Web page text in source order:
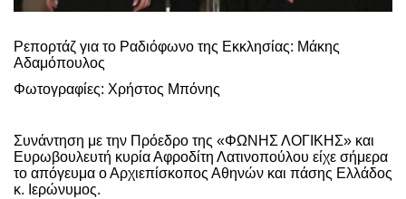
Ρεπορτάζ για το Ραδιόφωνο της Εκκλησίας: Μάκης
Αδαμόπουλος
Φωτογραφίες: Χρήστος Μπόνης
Συνάντηση με την Πρόεδρο της «ΦΩΝΗΣ ΛΟΓΙΚΗΣ» και
Ευρωβουλευτή κυρία Αφροδίτη Λατινοπούλου είχε σήμερα
το απόγευμα ο Αρχιεπίσκοπος Αθηνών και πάσης Ελλάδος
κ. Ιερώνυμος.